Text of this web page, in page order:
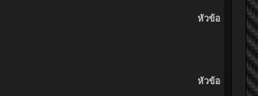
หัวข้อ
หัวข้อ